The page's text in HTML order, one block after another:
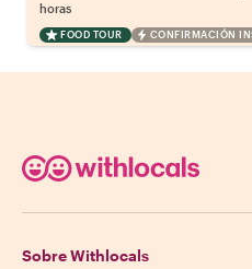
horas
FOOD TOUR CONFIRMACIÓN
Sobre Withlocals